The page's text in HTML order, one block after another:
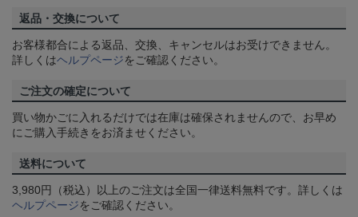
返品・交換について
お客様都合による返品、交換、キャンセルはお受けできません。
詳しくはヘルプページをご確認ください。
ご注文の確定について
買い物かごに入れるだけでは在庫は確保されませんので、お早め
にご購入手続きをお済ませください。
送料について
3,980円（税込）以上のご注文は全国一律送料無料です。詳しくは
ヘルプページをご確認ください。